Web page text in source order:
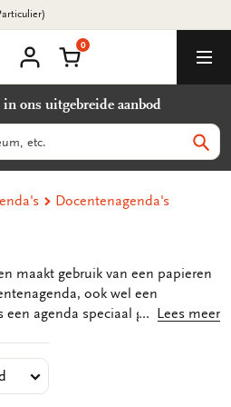
account
Winkelmand
0
ons uitgebreide aanbod
Docentenagenda's
maakt gebruik van een papieren
ook wel een
een agenda speciaal gemaakt voor
in het weekend, in één oogopslag
docentenagenda is makkelijk
Lees meer